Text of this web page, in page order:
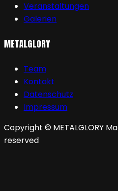
Veranstaltungen
Galerien
METALGLORY
Team
Kontakt
Datenschutz
Impressum
Copyright © METALGLORY
reserved